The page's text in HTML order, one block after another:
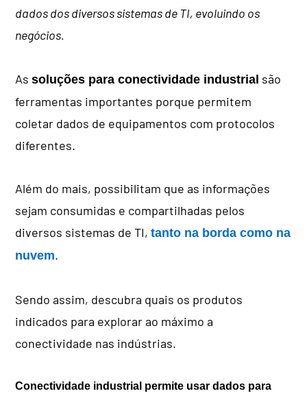
dados dos diversos sistemas de TI, evoluindo os
negócios.
Assoluções para conectividade industrial são
ferramentas importantes porque permitem
coletar dados de equipamentos com protocolos
diferentes.
Além do mais, possibilitam que as informações
sejam consumidas e compartilhadas pelos
diversos sistemas de TI,tanto na borda como na
nuvem.
Sendo assim, descubra quais os produtos
indicados para explorar ao máximo a
conectividade nas indústrias.
Conectividade industrial permite usar dados para